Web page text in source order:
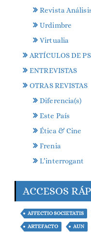
Revista
Urdimbre
Virtualia
ARTÍCULOS DE
ENTREVISTAS
OTRAS REVISTAS
Diferencia(s)
Este País
Ética & Cine
Frenia
L’interrogant
ACCESOS
AFFECTIO SOCIETATIS
ARTEFACTO AUN